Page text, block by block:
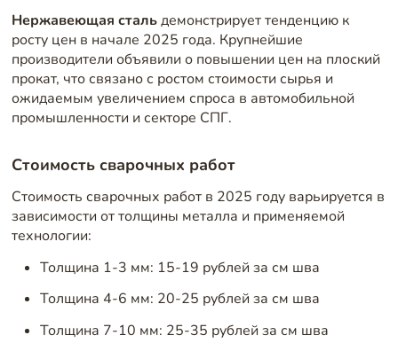
Нержавеющая стальдемонстрирует тенденцию к
росту цен в начале 2025 года. Крупнейшие
производители объявили о повышении цен на плоский
прокат, что связано с ростом стоимости сырья и
ожидаемым увеличением спроса в автомобильной
промышленности и секторе СПГ.
Стоимость сварочных работ
Стоимость сварочных работ в 2025 году варьируется в
зависимости от толщины металла и применяемой
технологии:
Толщина 1-3 мм: 15-19 рублей за см шва
Толщина 4-6 мм: 20-25 рублей за см шва
Толщина 7-10 мм: 25-35 рублей за см шва